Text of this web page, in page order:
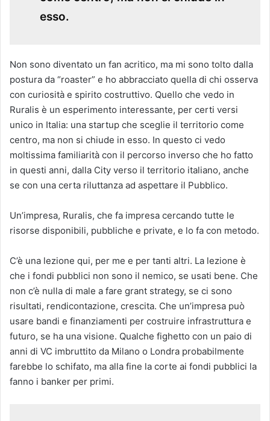
esso.
Non sono diventato un fan acritico, ma mi sono tolto dalla
postura da “roaster” e ho abbracciato quella di chi osserva
con curiosità e spirito costruttivo. Quello che vedo in
Ruralis è un esperimento interessante, per certi versi
unico in Italia: una startup che sceglie il territorio come
centro, ma non si chiude in esso. In questo ci vedo
moltissima familiarità con il percorso inverso che ho fatto
in questi anni, dalla City verso il territorio italiano, anche
se con una certa riluttanza ad aspettare il Pubblico.
Un’impresa, Ruralis, che fa impresa cercando tutte le
risorse disponibili, pubbliche e private, e lo fa con metodo.
C’è una lezione qui, per me e per tanti altri. La lezione è
che i fondi pubblici non sono il nemico, se usati bene. Che
non c’è nulla di male a fare grant strategy, se ci sono
risultati, rendicontazione, crescita. Che un’impresa può
usare bandi e finanziamenti per costruire infrastruttura e
futuro, se ha una visione. Qualche fighetto con un paio di
anni di VC imbruttito da Milano o Londra probabilmente
farebbe lo schifato, ma alla fine la corte ai fondi pubblici la
fanno i banker per primi.